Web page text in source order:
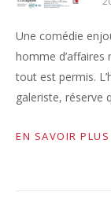
Une comédie
homme d’affaires
tout est permis.
galeriste, réserve
EN SAVOIR PLUS